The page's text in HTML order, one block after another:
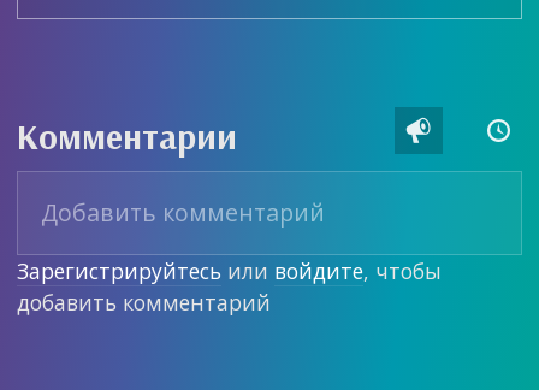
Комментарии  
Зарегистрируйтесь или войдите, чтобы
добавить комментарий